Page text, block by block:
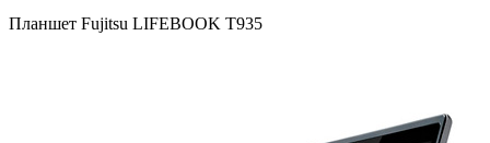
Планшет Fujitsu LIFEBOOK T935